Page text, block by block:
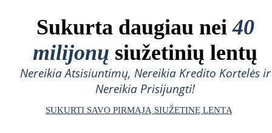
Sukurta daugiau nei40
milijonų siužetinių lentų
Nereikia Atsisiuntimų, Nereikia Kredito Kortelės ir
Nereikia Prisijungti!
SUKURTI SAVO PIRMĄJĄ SIUŽETINĘ LENTĄ